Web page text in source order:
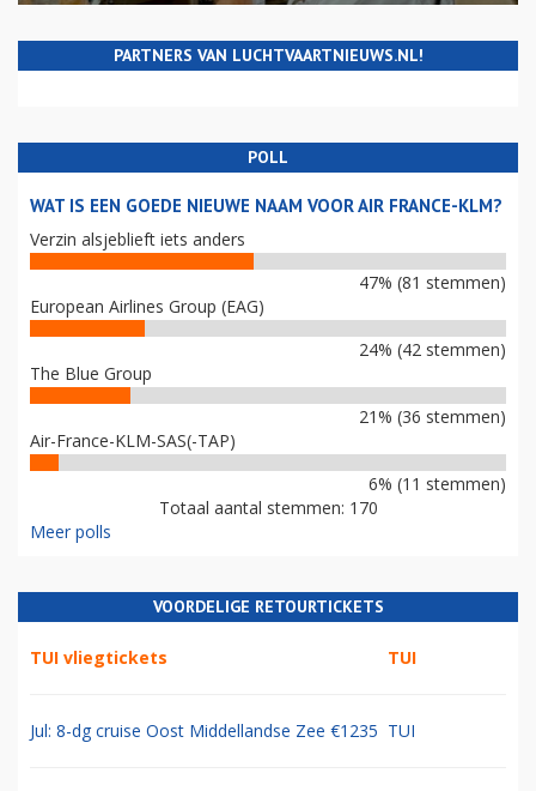
PARTNERS VAN LUCHTVAARTNIEUWS.NL!
POLL
WAT IS EEN GOEDE NIEUWE NAAM VOOR AIR FRANCE-KLM?
Verzin alsjeblieft iets anders
47% (81 stemmen)
European Airlines Group (EAG)
24% (42 stemmen)
The Blue Group
21% (36 stemmen)
Air-France-KLM-SAS(-TAP)
6% (11 stemmen)
Totaal aantal stemmen: 170
Meer polls
VOORDELIGE RETOURTICKETS
TUI vliegtickets TUI
Jul: 8-dg cruise Oost Middellandse Zee €1235 TUI